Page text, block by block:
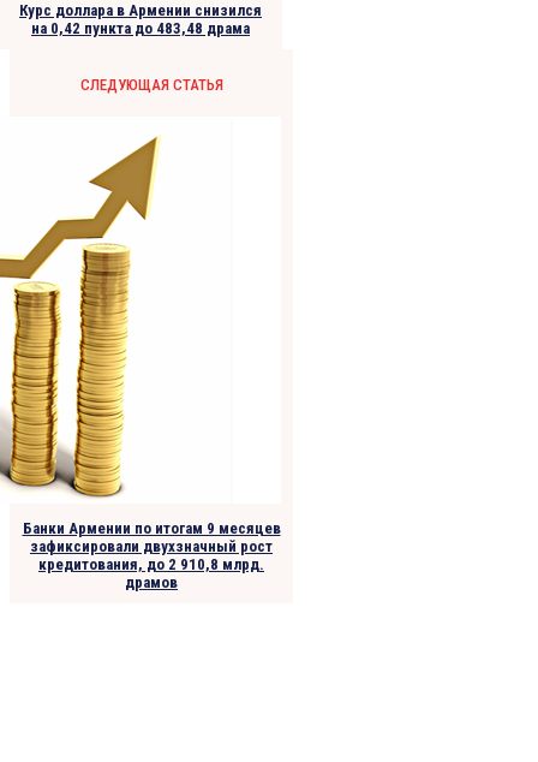
Курс доллара в Армении снизился
на 0,42 пункта до 483,48 драма
СЛЕДУЮЩАЯ СТАТЬЯ
Банки Армении по итогам 9 месяцев
зафиксировали двухзначный рост
кредитования, до 2 910,8 млрд.
драмов